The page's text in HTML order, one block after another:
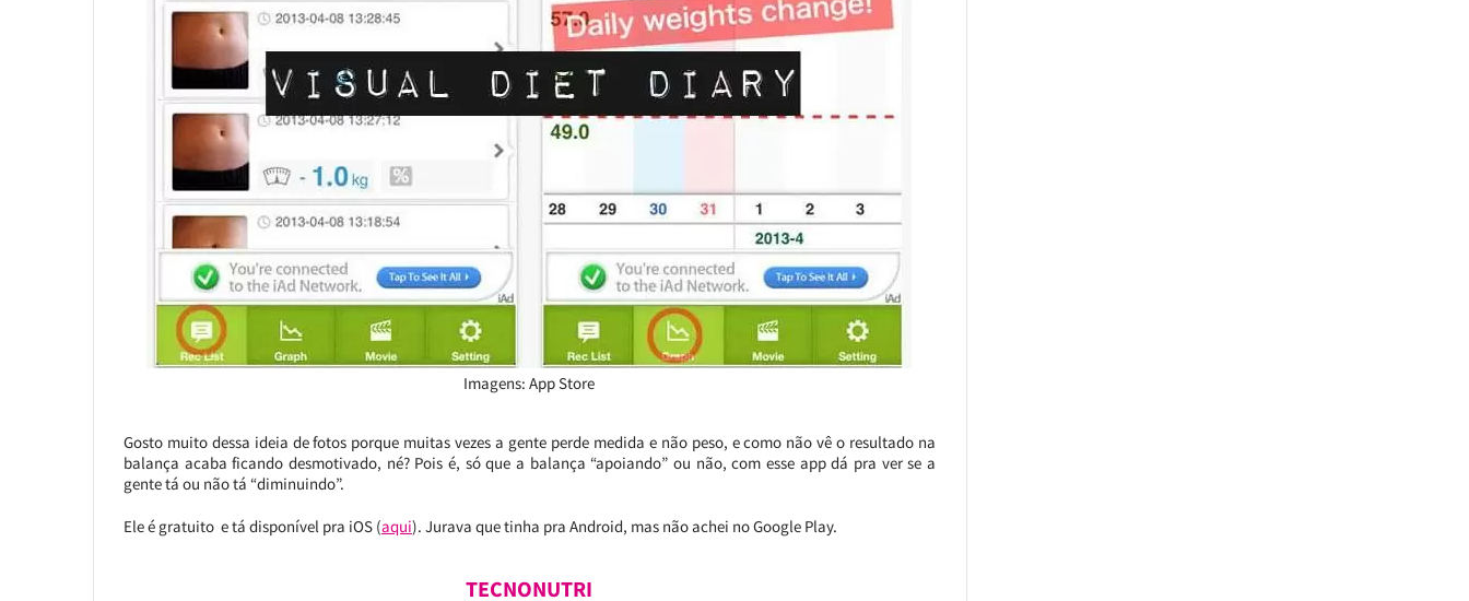
Imagens: App Store
Gosto muito dessa ideia de fotos porque muitas vezes a gente perde medida e não peso, e como não vê o resultado na
balança acaba ficando desmotivado, né? Pois é, só que a balança “apoiando” ou não, com esse app dá pra ver se a
gente tá ou não tá “diminuindo”.
Ele é gratuito e tá disponível pra iOS (aqui). Jurava que tinha pra Android, mas não achei no Google Play.
TECNONUTRI